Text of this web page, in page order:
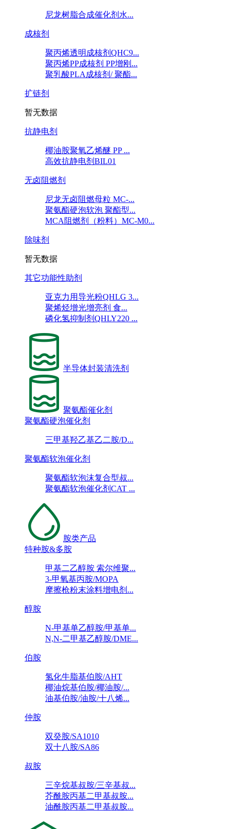
尼龙树脂合成催化剂水...
成核剂
聚丙烯透明成核剂QHC9...
聚丙烯PP成核剂 PP增刚...
聚乳酸PLA成核剂/ 聚酯...
扩链剂
暂无数据
抗静电剂
椰油胺聚氧乙烯醚 PP ...
高效抗静电剂BIL01
无卤阻燃剂
尼龙无卤阻燃母粒 MC-...
聚氨酯硬泡软泡 聚酯型...
MCA阻燃剂（粉料）MC-M0...
除味剂
暂无数据
其它功能性助剂
亚克力用导光粉QHLG 3...
聚烯烃增光增亮剂 食...
磷化氢抑制剂QHLY220 ...
半导体封装清洗剂
聚氨酯催化剂
聚氨酯硬泡催化剂
三甲基羟乙基乙二胺/D...
聚氨酯软泡催化剂
聚氨酯软泡沫复合型叔...
聚氨酯软泡催化剂CAT ...
胺类产品
特种胺&多胺
甲基二乙醇胺 索尔维聚...
3-甲氧基丙胺/MOPA
摩擦枪粉末涂料增电剂...
醇胺
N-甲基单乙醇胺/甲基单...
N,N-二甲基乙醇胺/DME...
伯胺
氢化牛脂基伯胺/AHT
椰油烷基伯胺/椰油胺/...
油基伯胺/油胺/十八烯...
仲胺
双癸胺/SA1010
双十八胺/SA86
叔胺
三辛烷基叔胺/三辛基叔...
芥酰胺丙基二甲基叔胺...
油酰胺丙基二甲基叔胺...